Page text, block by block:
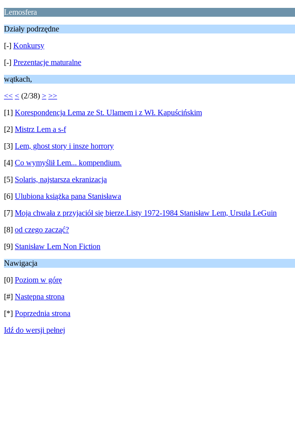
Lemosfera
Działy podrzędne
[-] Konkursy
[-] Prezentacje maturalne
wątkach,
<< < (2/38) > >>
[1] Korespondencja Lema ze St. Ulamem i z Wł. Kapuścińskim
[2] Mistrz Lem a s-f
[3] Lem, ghost story i insze horrory
[4] Co wymyślił Lem... kompendium.
[5] Solaris, najstarsza ekranizacja
[6] Ulubiona książka pana Stanisława
[7] Moja chwała z przyjaciół się bierze.Listy 1972-1984 Stanisław Lem, Ursula LeGuin
[8] od czego zacząć?
[9] Stanisław Lem Non Fiction
Nawigacja
[0] Poziom w górę
[#] Następna strona
[*] Poprzednia strona
Idź do wersji pełnej